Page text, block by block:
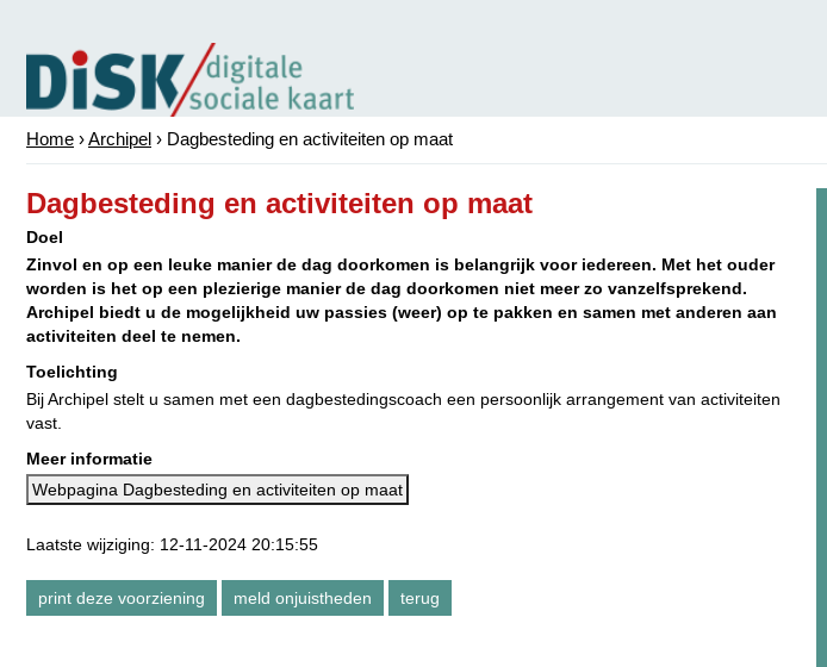
Home ›Archipel › Dagbesteding en activiteiten op maat
Dagbesteding en activiteiten op maat
Doel
Zinvol en op een leuke manier de dag doorkomen is belangrijk voor iedereen. Met het ouder
worden is het op een plezierige manier de dag doorkomen niet meer zo vanzelfsprekend.
Archipel biedt u de mogelijkheid uw passies (weer) op te pakken en samen met anderen aan
activiteiten deel te nemen.
Toelichting
Bij Archipel stelt u samen met een dagbestedingscoach een persoonlijk arrangement van activiteiten
vast.
Meer informatie
Webpagina Dagbesteding en activiteiten op maat
Laatste wijziging: 12-11-2024 20:15:55